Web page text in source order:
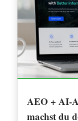
AEO + AI-
machst du